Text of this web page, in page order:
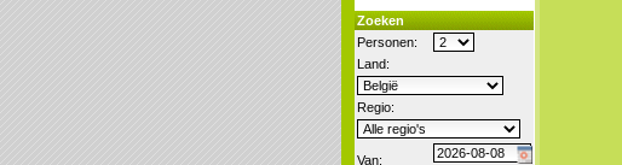
Zoeken
Personen:
Land:
Regio:
Van: